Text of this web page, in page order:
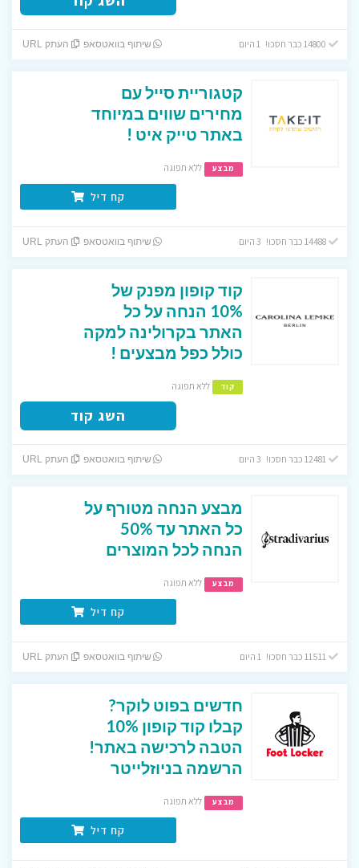
שיתוף בוואטסאפ העתק URL
קטגוריית סייל עם
מחירים שווים במיוחד
באתר טייק איט !
מבצע ללא תפוגה
קח דיל
14488 כבר חסכו! 3 היום שיתוף בוואטסאפ העתק URL
קוד קופון מפנק של
10% הנחה על כל
האתר בקרולינה למקה
כולל כפל מבצעים !
קוד ללא תפוגה
השג קוד
שיתוף בוואטסאפ העתק URL
מבצע הנחה מטורף על
כל האתר עד 50%
הנחה לכל המוצרים
מבצע ללא תפוגה
קח דיל
שיתוף בוואטסאפ העתק URL
חדשים בפוט לוקר?
קבלו קוד קופון 10%
הטבה לרכישה באתר!
הרשמה בניוזלייטר
מבצע ללא תפוגה
קח דיל